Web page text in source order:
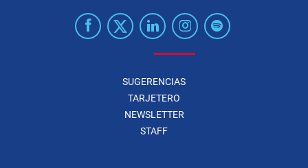
SUGERENCIAS
TARJETERO
NEWSLETTER
STAFF